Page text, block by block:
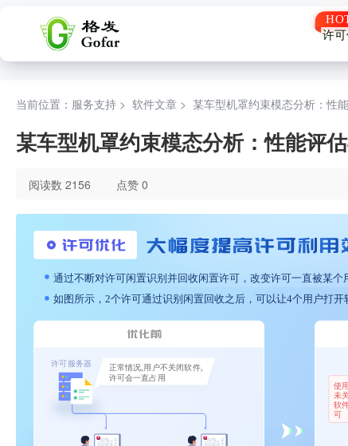
许
当前位置：服务支持 > 软件文章 > 某车型机罩约束模态分析：性
某车型机罩约束模态分析：性能评
阅读数 2156 点赞 0